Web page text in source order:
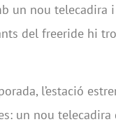
un nou telecadira
del freeride hi
l’estació
un nou telecadira